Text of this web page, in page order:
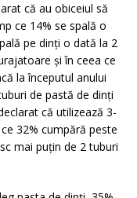
că au obiceiul să
ce 14% se spală o
pe dinți o dată la 2
și în ceea ce
la începutul anului
de pastă de dinți
că utilizează 3-
32% cumpără peste
mai puțin de 2 tuburi